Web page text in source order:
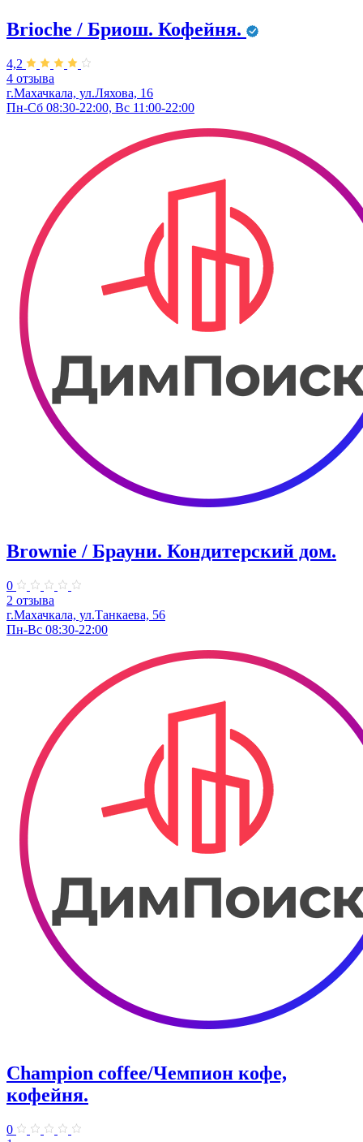
Brioche / Бриош. Кофейня.
4,2
4 отзыва
г.Махачкала, ул.Ляхова, 16
Пн-Сб 08:30-22:00, Вс 11:00-22:00
Brownie / Брауни. Кондитерский дом.
0
2 отзыва
г.Махачкала, ул.Танкаева, 56
Пн-Вс 08:30-22:00
Champion coffee/Чемпион кофе,
кофейня.
0